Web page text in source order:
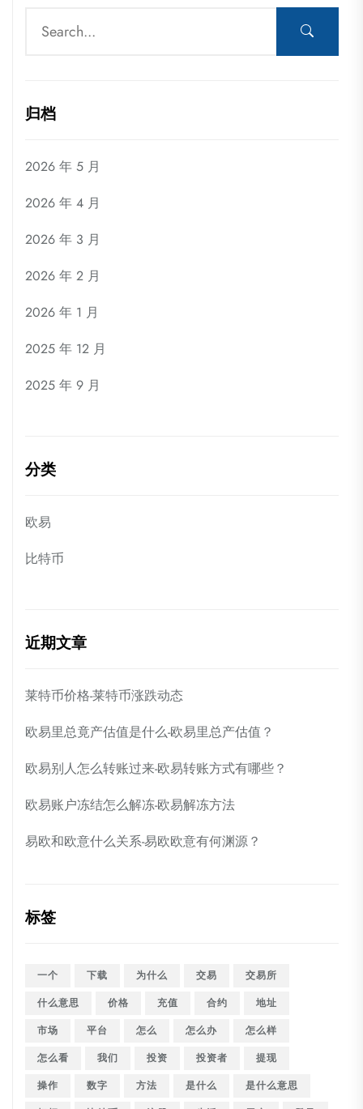
归档
2026 年 5 月
2026 年 4 月
2026 年 3 月
2026 年 2 月
2026 年 1 月
2025 年 12 月
2025 年 9 月
分类
欧易
比特币
近期文章
莱特币价格-莱特币涨跌动态
欧易里总竟产估值是什么-欧易里总产估值？
欧易别人怎么转账过来-欧易转账方式有哪些？
欧易账户冻结怎么解冻-欧易解冻方法
易欧和欧意什么关系-易欧欧意有何渊源？
标签
一个 下载 为什么 交易
交易所
什么意思
价格 充值 合约
地址
市场
平台 怎么 怎么办
怎么样
怎么看
我们 投资 投资者
提现
操作
数字 方法 是什么
是什么意思